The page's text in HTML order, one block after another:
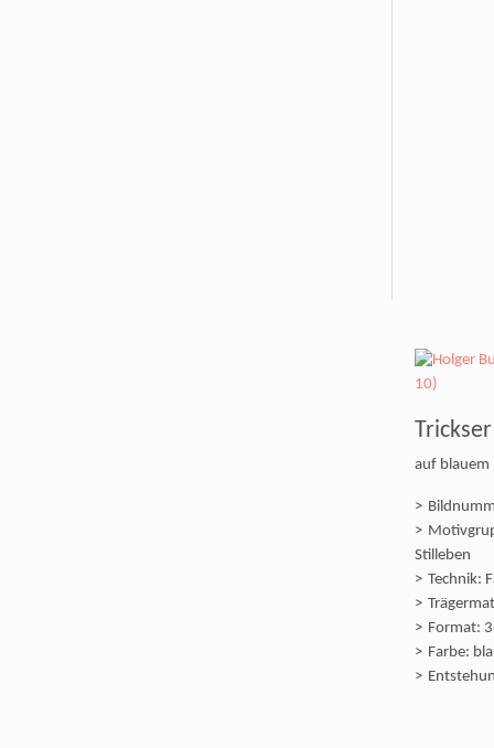
Trickser
auf blauem
Stilleben
Technik:
Format:
Farbe: